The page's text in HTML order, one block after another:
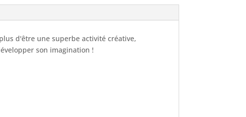
d'être une superbe activité créative,
son imagination !